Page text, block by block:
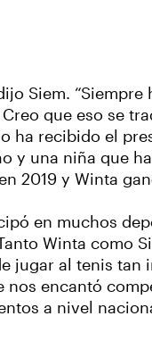
Siem.
que eso se
ha recibido el
y una niña que
2019 y Winta
en muchos
Winta como
jugar al tenis
nos encantó
a nivel